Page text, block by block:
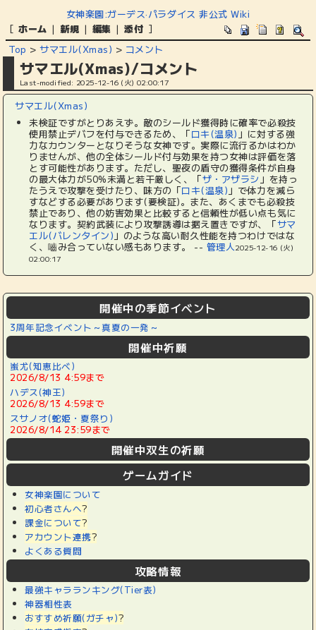
女神楽園:ガーデス·パラダイス 非公式 Wiki
[ ホーム | 新規 | 編集 | 添付 ]
Top >サマエル(Xmas) > コメント
サマエル(Xmas)/コメント
Last-modified: 2025-12-16 (火) 02:00:17
開催中の季節イベント
3周年記念イベント～真夏の一発～
開催中祈願
蚩尤(知恵比べ)
2026/8/13 4:59まで
ハデス(神王)
2026/8/13 4:59まで
スサノオ(蛇姫・夏祭り)
2026/8/14 23:59まで
開催中双生の祈願
ゲームガイド
女神楽園について
初心者さんへ?
課金について?
アカウント連携?
よくある質問
攻略情報
最強キャラランキング(Tier表)
神器相性表
おすすめ祈願(ガチャ)?
サマエル(Xmas)
未検証ですがとりあえず。敵のシールド獲得時に確率で必殺技
使用禁止デバフを付与できるため、「ロキ(温泉) 」に対する強
力なカウンターとなりそうな女神です。実際に流行るかはわか
りませんが、他の全体シールド付与効果を持つ女神は評価を落
とす可能性があります。ただし、聖夜の盾守の獲得条件が自身
の最大体力が50%未満と若干厳しく、「ザ・アザラシ 」を持っ
たうえで攻撃を受けたり、味方の「ロキ(温泉) 」で体力を減ら
すなどする必要があります(要検証)。また、あくまでも必殺技
禁止であり、他の妨害効果と比較すると信頼性が低い点も気に
なります。契約武装により攻撃誘導は据え置きですが、「サマ
エル(バレンタイン) 」のような高い耐久性能を持つわけではな
く、嚙み合っていない感もあります。 -- 管理人2025-12-16 (火)
02:00:17